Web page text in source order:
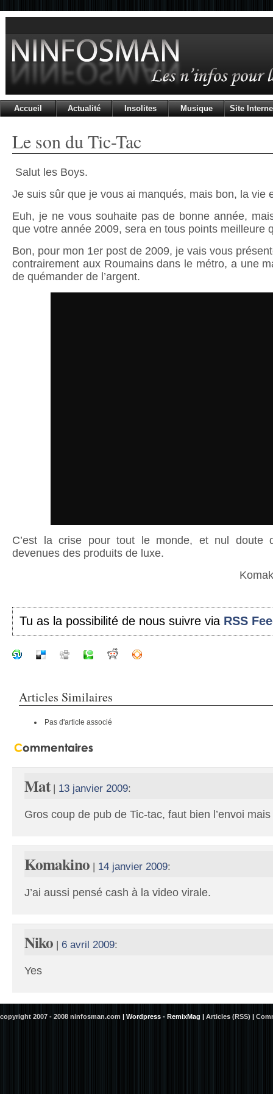
Accueil Actualité Insolites Musique Site
Le son du Tic-Tac
Salut les Boys.
Je suis sûr que je vous ai manqués, mais bon, la vie
Euh, je ne vous souhaite pas de bonne année,
que votre année 2009, sera en tous points meilleure
Bon, pour mon 1er post de 2009, je vais vous
contrairement aux Roumains dans le métro, a une
de quémander de l’argent.
C’est la crise pour tout le monde, et nul doute
devenues des produits de luxe.
Tu as la possibilité de nous suivre via RSS
Articles Similaires
Pas d'article associé
Mat| 13 janvier 2009:
Gros coup de pub de Tic-tac, faut bien l’envoi
Komakino| 14 janvier 2009:
J’ai aussi pensé cash à la video virale.
Niko |6 avril 2009:
Yes
copyright 2007 - 2008 ninfosman.com | Wordpress - RemixMag | Articles (RSS) |